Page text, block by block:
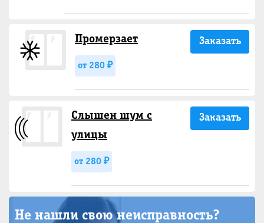
Промерзает
от 280 ₽
Заказать
Слышен шум с
улицы
от 280 ₽
Заказать
Не нашли свою неисправность?